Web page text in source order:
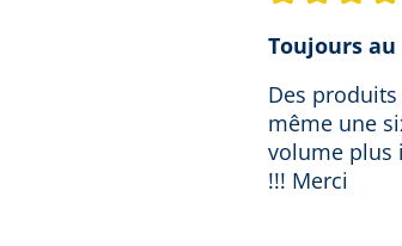
Toujours au
Des
même une
volume plus
!!! Merci